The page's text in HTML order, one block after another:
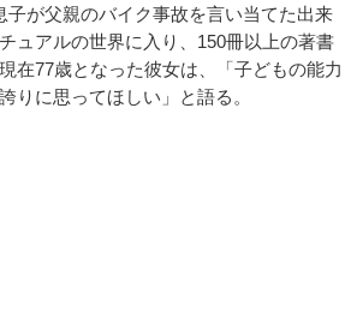
が父親のバイク事故を言い当てた出来
ュアルの世界に入り、150冊以上の著書
在77歳となった彼女は、「子どもの能力
りに思ってほしい」と語る。